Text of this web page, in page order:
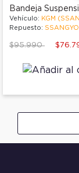
Vehículo: KGM
Repuesto:
Price reduced
$95.990to